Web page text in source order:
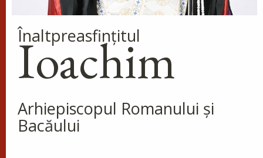
Înaltpreasfinţitul
Ioachim
Arhiepiscopul Romanului și
Bacăului